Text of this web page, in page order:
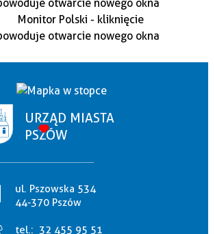
URZĄD MIASTA
PSZÓW
ul. Pszowska 534
44-370 Pszów
tel.: 32 455 95 51